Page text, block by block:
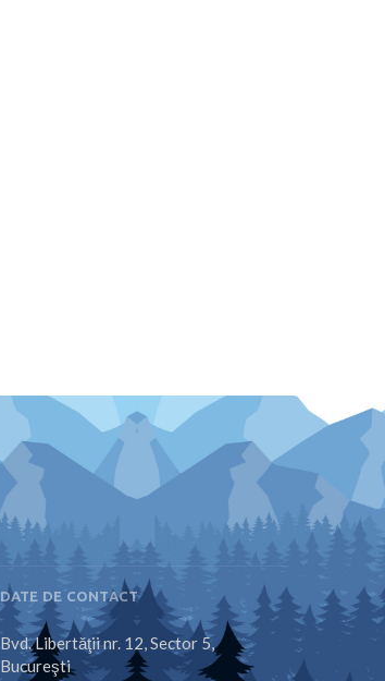
DATE DE CONTACT
Bvd. Libertăţii nr. 12, Sector 5,
Bucureşti